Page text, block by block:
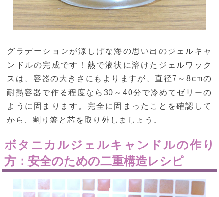
グラデーションが涼しげな海の思い出のジェルキャ
ンドルの完成です！熱で液状に溶けたジェルワック
スは、容器の大きさにもよりますが、直径7～8cmの
耐熱容器で作る程度なら30～40分で冷めてゼリーの
ように固まります。完全に固まったことを確認して
から、割り箸と芯を取り外しましょう。
ボタニカルジェルキャンドルの作り
方：安全のための二重構造レシピ